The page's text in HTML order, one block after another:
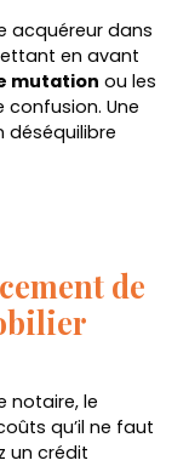
acquéreur dans
en avant
mutation ou les
confusion. Une
déséquilibre
de
notaire, le
qu’il ne faut
un crédit